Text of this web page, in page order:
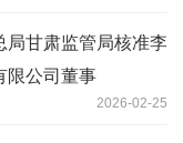
局甘肃监管局核准李
限公司董事
2026-02-25